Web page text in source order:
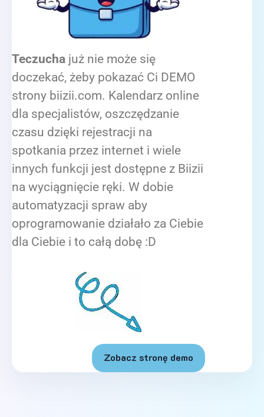
Teczucha już nie może się
doczekać, żeby pokazać Ci DEMO
strony biizii.com. Kalendarz online
dla specjalistów, oszczędzanie
czasu dzięki rejestracji na
spotkania przez internet i wiele
innych funkcji jest dostępne z Biizii
na wyciągnięcie ręki. W dobie
automatyzacji spraw aby
oprogramowanie działało za Ciebie
dla Ciebie i to całą dobę :D
Zobacz stronę demo